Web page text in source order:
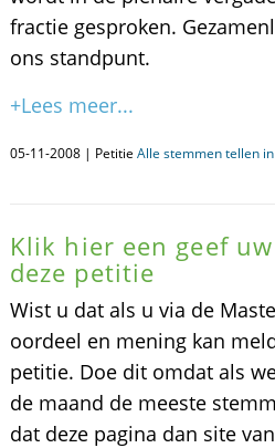
fractie gesproken.
ons standpunt.
+Lees meer...
05-11-2008 | Petitie Alle stemmen tellen
Klik hier een geef
deze petitie
Wist u dat als u via de
oordeel en mening kan
petitie. Doe dit omdat als
de maand de meeste
dat deze pagina dan site